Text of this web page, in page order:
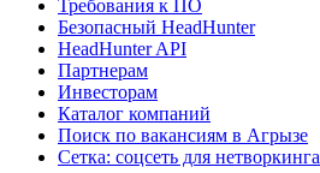
Требования к ПО
Безопасный HeadHunter
HeadHunter API
Партнерам
Инвесторам
Каталог компаний
Поиск по вакансиям в Агрызе
Сетка: соцсеть для нетворкинга